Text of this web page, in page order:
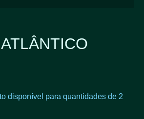
disponível para quantidades de 2